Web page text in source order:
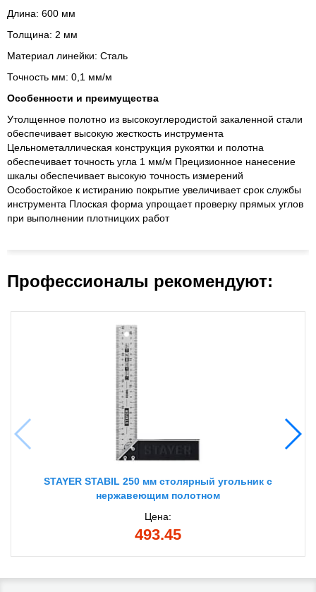
Длина: 600 мм
Толщина: 2 мм
Материал линейки: Сталь
Точность мм: 0,1 мм/м
Особенности и преимущества
Утолщенное полотно из высокоуглеродистой закаленной стали
обеспечивает высокую жесткость инструмента
Цельнометаллическая конструкция рукоятки и полотна
обеспечивает точность угла 1 мм/м Прецизионное нанесение
шкалы обеспечивает высокую точность измерений
Особостойкое к истиранию покрытие увеличивает срок службы
инструмента Плоская форма упрощает проверку прямых углов
при выполнении плотницких работ
Профессионалы рекомендуют:
STAYER STABIL 250 мм столярный угольник с
нержавеющим полотном
Цена:
493.45